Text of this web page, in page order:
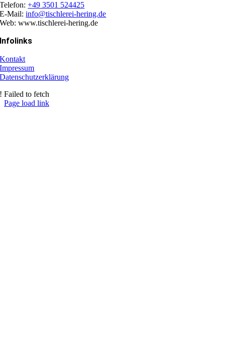
Telefon:+49 3501 524425
E-Mail:info@tischlerei-hering.de
Web: www.tischlerei-hering.de
Infolinks
Kontakt
Impressum
Datenschutzerklärung
! Failed to fetch
Page load link